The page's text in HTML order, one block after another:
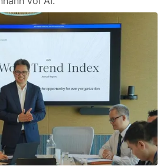
Truyền hình Việt Nam
báo VTV
in và báo điện tử số 483/GP-BTTTT